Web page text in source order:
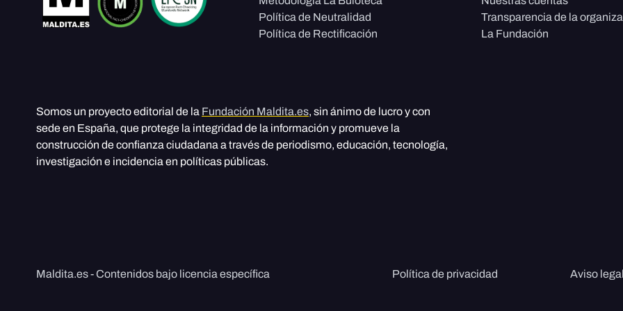
Política de Neutralidad
Política de Rectificación
Transparencia de la
La Fundación
Somos un proyecto editorial de la Fundación Maldita.es, sin ánimo de lucro y con
sede en España, que protege la integridad de la información y promueve la
construcción de confianza ciudadana a través de periodismo, educación, tecnología,
investigación e incidencia en políticas públicas.
Maldita.es - Contenidos bajo licencia específica Política de privacidad Aviso legal